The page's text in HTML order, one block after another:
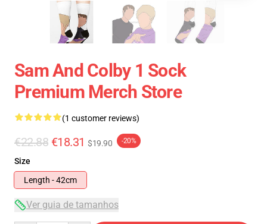
Sam And Colby 1 Sock
Premium Merch Store
(1 customer reviews)
€22.88 €18.31 $19.90 -20%
Size
Length - 42cm
Ver guia de tamanhos